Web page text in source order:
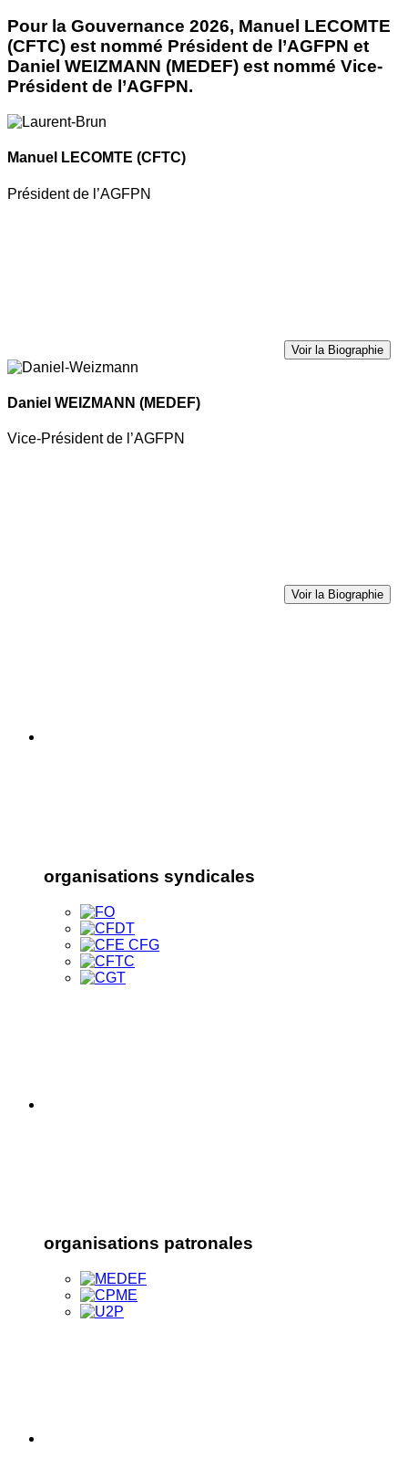
Pour la Gouvernance 2026, Manuel LECOMTE
(CFTC) est nommé Président de l’AGFPN et
Daniel WEIZMANN (MEDEF) est nommé Vice-
Président de l’AGFPN.
Manuel LECOMTE (CFTC)
Président de l’AGFPN
Voir la Biographie
Daniel WEIZMANN (MEDEF)
Vice-Président de l’AGFPN
Voir la Biographie
organisations syndicales
organisations patronales